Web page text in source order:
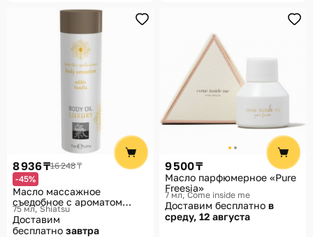
8 936 ₸16 248 ₸
-45%
Масло массажное
cъедобное с ароматом
ванили
75 мл Shiatsu
Доставим
бесплатно завтра
9 500 ₸
Масло парфюмерное «Pure
Freesia»
7 мл Come inside me
Доставим бесплатно в
среду, 12 августа